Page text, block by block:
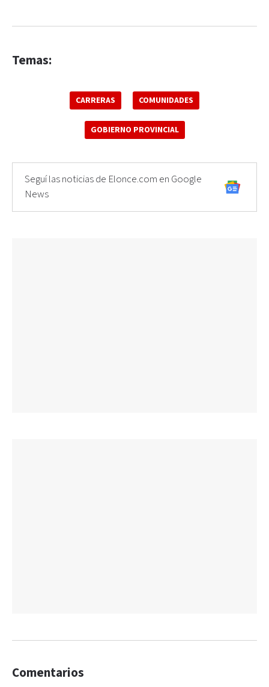
Temas:
CARRERAS COMUNIDADES
GOBIERNO PROVINCIAL
Seguí las noticias de Elonce.com en Google
News
Comentarios